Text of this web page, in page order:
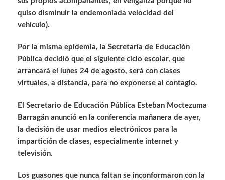
quiso disminuir la endemoniada velocidad del
vehículo).
Por la misma epidemia, la Secretaría de Educación
Pública decidió que el siguiente ciclo escolar, que
arrancará el lunes 24 de agosto, será con clases
virtuales, a distancia, para no exponerse al contagio.
El Secretario de Educación Pública Esteban Moctezuma
Barragán anunció en la conferencia mañanera de ayer,
la decisión de usar medios electrónicos para la
impartición de clases, especialmente internet y
televisión.
Los guasones que nunca faltan se inconformaron con la